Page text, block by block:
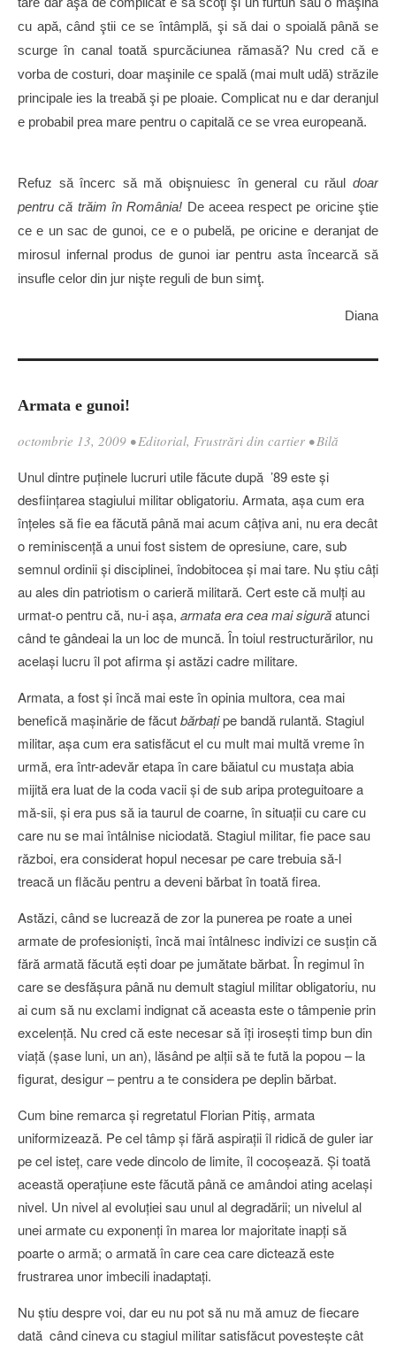
cu apă, când ştii ce se întâmplă, şi să dai o spoială până se
scurge în canal toată spurcăciunea rămasă? Nu cred că e
vorba de costuri, doar maşinile ce spală (mai mult udă) străzile
principale ies la treabă şi pe ploaie. Complicat nu e dar deranjul
e probabil prea mare pentru o capitală ce se vrea europeană.
Refuz să încerc să mă obişnuiesc în general cu răul doar
pentru că trăim în România! De aceea respect pe oricine ştie
ce e un sac de gunoi, ce e o pubelă, pe oricine e deranjat de
mirosul infernal produs de gunoi iar pentru asta încearcă să
insufle celor din jur nişte reguli de bun simţ.
Diana
Armata e gunoi!
octombrie 13, 2009 •Editorial, Frustrări din cartier •Bilă
Unul dintre puţinele lucruri utile făcute după ’89 este şi
desfiinţarea stagiului militar obligatoriu. Armata, aşa cum era
înţeles să fie ea făcută până mai acum câţiva ani, nu era decât
o reminiscenţă a unui fost sistem de opresiune, care, sub
semnul ordinii şi disciplinei, îndobitocea şi mai tare. Nu ştiu câţi
au ales din patriotism o carieră militară. Cert este că mulţi au
urmat-o pentru că, nu-i aşa, armata era cea mai sigurăatunci
când te gândeai la un loc de muncă. În toiul restructurărilor, nu
acelaşi lucru îl pot afirma şi astăzi cadre militare.
Armata, a fost şi încă mai este în opinia multora, cea mai
benefică maşinărie de făcutbărbaţipe bandă rulantă. Stagiul
militar, aşa cum era satisfăcut el cu mult mai multă vreme în
urmă, era într-adevăr etapa în care băiatul cu mustaţa abia
mijită era luat de la coda vacii şi de sub aripa proteguitoare a
mă-sii, şi era pus să ia taurul de coarne, în situaţii cu care cu
care nu se mai întâlnise niciodată. Stagiul militar, fie pace sau
război, era considerat hopul necesar pe care trebuia să-l
treacă un flăcău pentru a deveni bărbat în toată firea.
Astăzi, când se lucrează de zor la punerea pe roate a unei
armate de profesionişti, încă mai întâlnesc indivizi ce susţin că
fără armată făcută eşti doar pe jumătate bărbat. În regimul în
care se desfăşura până nu demult stagiul militar obligatoriu, nu
ai cum să nu exclami indignat că aceasta este o tâmpenie prin
excelenţă. Nu cred că este necesar să îţi iroseşti timp bun din
viaţă (şase luni, un an), lăsând pe alţii să te fută la popou – la
figurat, desigur – pentru a te considera pe deplin bărbat.
Cum bine remarca şi regretatul Florian Pitiş, armata
uniformizează. Pe cel tâmp şi fără aspiraţii îl ridică de guler iar
pe cel isteţ, care vede dincolo de limite, îl cocoşează. Şi toată
această operaţiune este făcută până ce amândoi ating acelaşi
nivel. Un nivel al evoluţiei sau unul al degradării; un nivelul al
unei armate cu exponenţi în marea lor majoritate inapţi să
poarte o armă; o armată în care cea care dictează este
frustrarea unor imbecili inadaptaţi.
Nu ştiu despre voi, dar eu nu pot să nu mă amuz de fiecare
dată când cineva cu stagiul militar satisfăcut povesteşte cât